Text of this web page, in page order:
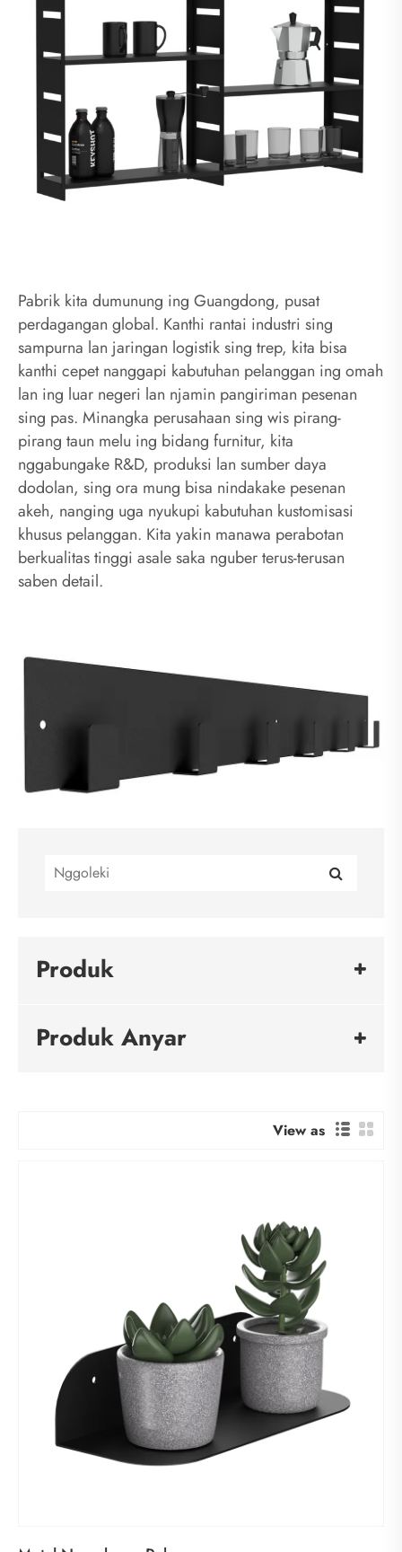
Pabrik kita dumunung ing Guangdong, pusat
perdagangan global. Kanthi rantai industri sing
sampurna lan jaringan logistik sing trep, kita bisa
kanthi cepet nanggapi kabutuhan pelanggan ing omah
lan ing luar negeri lan njamin pangiriman pesenan
sing pas. Minangka perusahaan sing wis pirang-
pirang taun melu ing bidang furnitur, kita
nggabungake R&D, produksi lan sumber daya
dodolan, sing ora mung bisa nindakake pesenan
akeh, nanging uga nyukupi kabutuhan kustomisasi
khusus pelanggan. Kita yakin manawa perabotan
berkualitas tinggi asale saka nguber terus-terusan
saben detail.
Produk
Produk Anyar
View as